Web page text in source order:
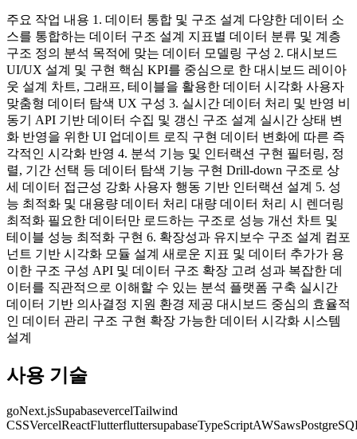
주요 작업 내용 1. 데이터 통합 및 구조 설계 다양한 데이터 소
스를 통합하는 데이터 구조 설계 지표별 데이터 분류 및 계층
구조 정의 분석 목적에 맞는 데이터 모델링 구성 2. 대시보드
UI/UX 설계 및 구현 핵심 KPI를 중심으로 한 대시보드 레이아
웃 설계 차트, 그래프, 테이블을 활용한 데이터 시각화 사용자
맞춤형 데이터 탐색 UX 구성 3. 실시간 데이터 처리 및 반영 비
동기 API 기반 데이터 수집 및 갱신 구조 설계 실시간 상태 변
화 반영을 위한 UI 업데이트 로직 구현 데이터 변화에 따른 즉
각적인 시각화 반영 4. 분석 기능 및 인터랙션 구현 필터링, 정
렬, 기간 선택 등 데이터 탐색 기능 구현 Drill-down 구조로 상
세 데이터 접근성 강화 사용자 행동 기반 인터랙션 설계 5. 성
능 최적화 및 대용량 데이터 처리 대량 데이터 처리 시 렌더링
최적화 필요한 데이터만 로드하는 구조로 성능 개선 차트 및
테이블 성능 최적화 구현 6. 확장성과 유지보수 구조 설계 컴포
넌트 기반 시각화 모듈 설계 새로운 지표 및 데이터 추가가 용
이한 구조 구성 API 및 데이터 구조 확장 고려 성과 복잡한 데
이터를 직관적으로 이해할 수 있는 분석 플랫폼 구축 실시간
데이터 기반 의사결정 지원 환경 제공 대시보드 중심의 효율적
인 데이터 관리 구조 구현 확장 가능한 데이터 시각화 시스템
설계
사용 기술
goNext.jsSupabasevercelTailwind
CSSVercelReactFlutterfluttersupabaseTypeScriptAWSaws